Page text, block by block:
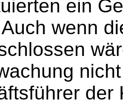
ein
wenn
der